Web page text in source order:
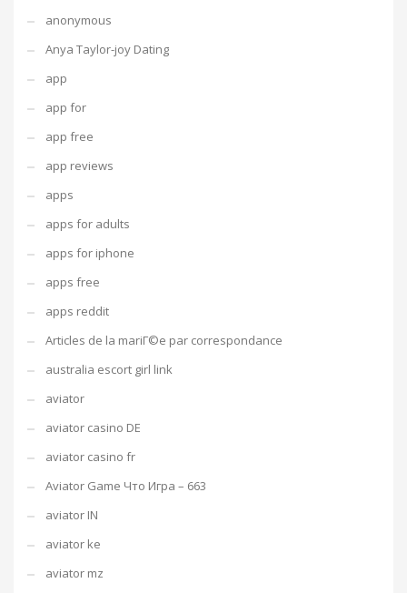
anonymous
Anya Taylor-joy Dating
app
app for
app free
app reviews
apps
apps for adults
apps for iphone
apps free
apps reddit
Articles de la mariГ©e par correspondance
australia escort girl link
aviator
aviator casino DE
aviator casino fr
Aviator Game Что Игра – 663
aviator IN
aviator ke
aviator mz